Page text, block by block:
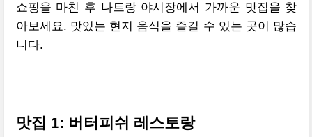
쇼핑을 마친 후 나트랑 야시장에서 가까운 맛집을 찾
아보세요. 맛있는 현지 음식을 즐길 수 있는 곳이 많습
니다.
맛집 1: 버터피쉬 레스토랑